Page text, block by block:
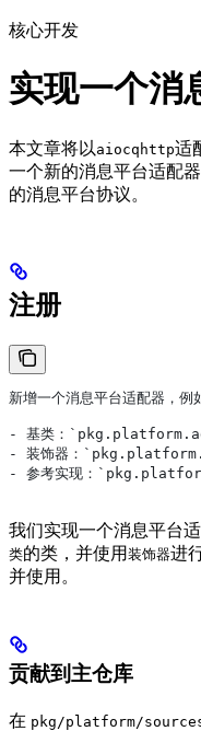
核心开发
实现一个消
本文章将以 aiocqhttp适
一个新的消息平台适配
的消息平台协议。
注册
新增一个消息平台适配器，
- 基类：
- 装饰器：
- 参考实现：
我们实现一个消息平台
类的类，并使用 装饰器进
并使用。
贡献到主仓库
在 pkg/platform/